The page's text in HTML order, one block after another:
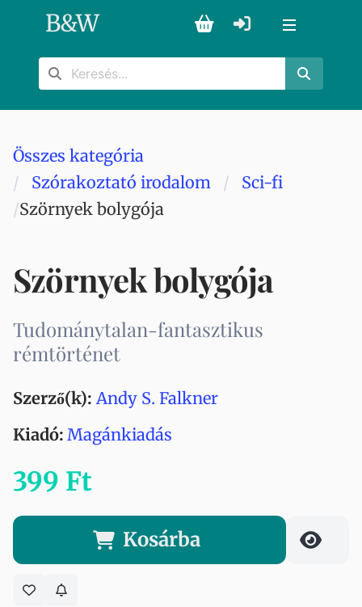
B&W
Összes kategória
Szórakoztató irodalom
Sci-fi
Szörnyek bolygója
Szörnyek bolygója
Tudománytalan-fantasztikus
rémtörténet
Szerző(k): Andy S. Falkner
Kiadó: Magánkiadás
399 Ft
Kosárba